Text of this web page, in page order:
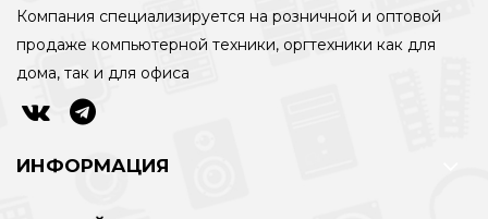
Компания специализируется на розничной и оптовой
продаже компьютерной техники, оргтехники как для
дома, так и для офиса
ИНФОРМАЦИЯ